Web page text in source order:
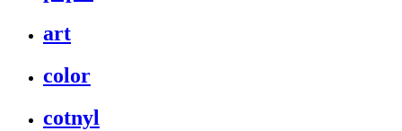
art
color
cotnyl